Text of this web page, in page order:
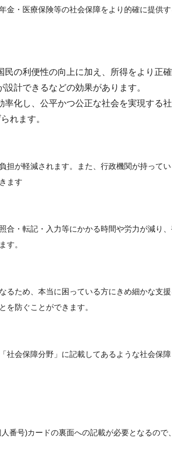
金・医療保険等の社会保障をより的確に提供
の利便性の向上に加え、所得をより正
計できるなどの効果があります。
化し、公平かつ公正な社会を実現する
れます。
担が軽減されます。また、行政機関が持って
ます
合・転記・入力等にかかる時間や労力が減り
す。
るため、本当に困っている方にきめ細かな支
を防ぐことができます。
会保障分野」に記載してあるような社会保
番号)カードの裏面への記載が必要となるので